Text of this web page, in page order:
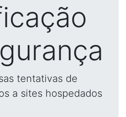
tentativas de
a sites hospedados